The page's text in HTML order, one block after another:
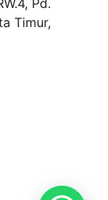
Pd.
Timur,